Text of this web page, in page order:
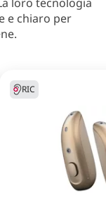
e chiaro per
RIC